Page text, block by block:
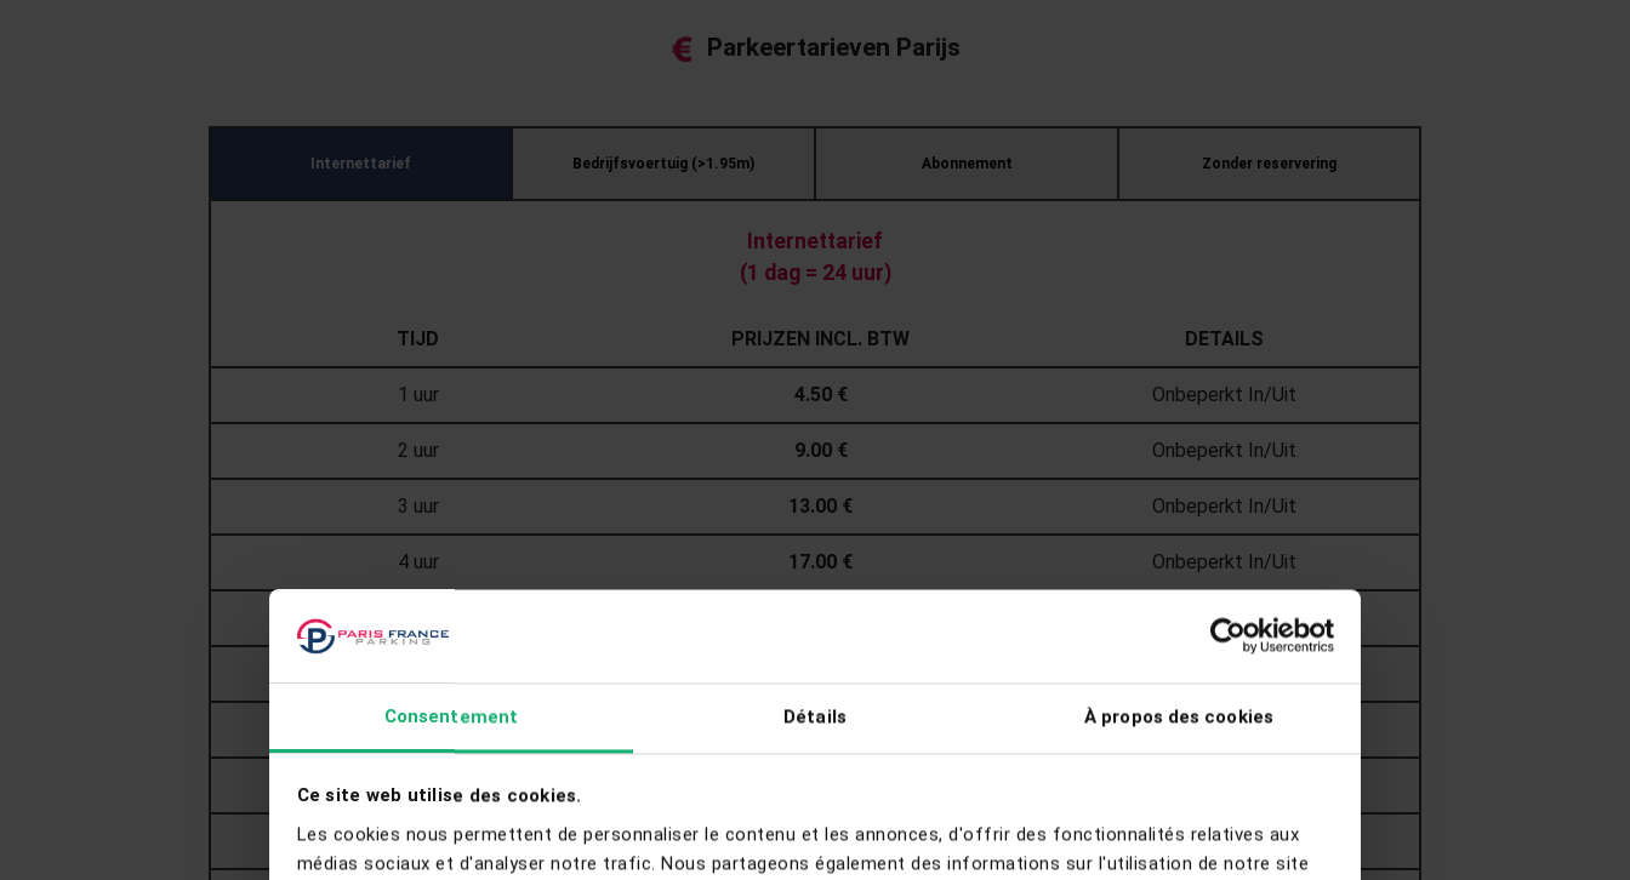
Consentement Détails À propos des cookies
Ce site web utilise des cookies.
Les cookies nous permettent de personnaliser le contenu et les annonces, d'offrir des fonctionnalités relatives aux
médias sociaux et d'analyser notre trafic. Nous partageons également des informations sur l'utilisation de notre site
Parkeertarieven Parijs
Internettarief Bedrijfsvoertuig (>1.95m) Abonnement Zonder reservering
Internettarief
(1 dag = 24 uur)
TIJD PRIJZEN INCL. BTW DETAILS
1 uur 4.50 € Onbeperkt In/Uit
2 uur 9.00 € Onbeperkt In/Uit
3 uur 13.00 € Onbeperkt In/Uit
4 uur 17.00 € Onbeperkt In/Uit
Onbeperkt In/Uit
1 dag 29.90 € Onbeperkt In/Uit
1 dag +12u
1 dag +18u 53.00 € Onbeperkt In/Uit